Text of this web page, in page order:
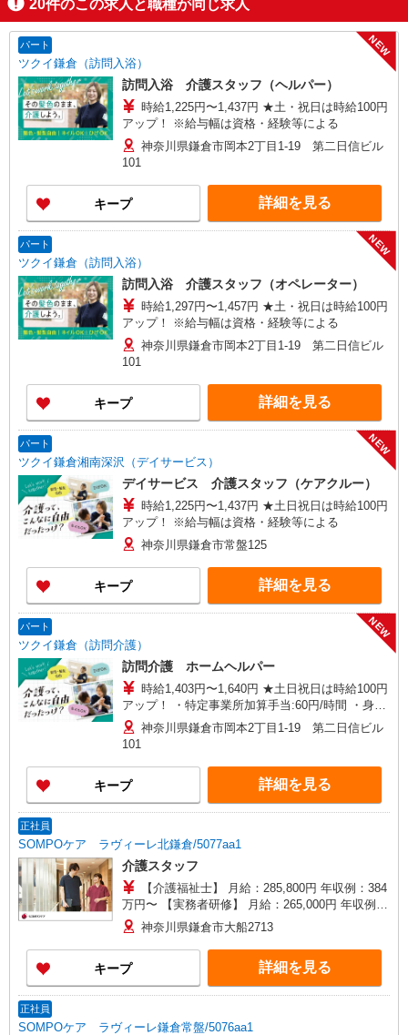
20件のこの求人と職種が同じ求人
パート
ツクイ鎌倉（訪問入浴）
NEW
訪問入浴 介護スタッフ（ヘルパー）
時給1,225円〜1,437円 ★土・祝日は時給100円
アップ！ ※給与幅は資格・経験等による
神奈川県鎌倉市岡本2丁目1-19 第二日信ビル
101
キープ 詳細を見る
パート
ツクイ鎌倉（訪問入浴）
NEW
訪問入浴 介護スタッフ（オペレーター）
時給1,297円〜1,457円 ★土・祝日は時給100円
アップ！ ※給与幅は資格・経験等による
神奈川県鎌倉市岡本2丁目1-19 第二日信ビル
101
キープ 詳細を見る
パート
ツクイ鎌倉湘南深沢（デイサービス）
NEW
デイサービス 介護スタッフ（ケアクルー）
時給1,225円〜1,437円 ★土日祝日は時給100円
アップ！ ※給与幅は資格・経験等による
神奈川県鎌倉市常盤125
キープ 詳細を見る
パート
ツクイ鎌倉（訪問介護）
NEW
訪問介護 ホームヘルパー
時給1,403円〜1,640円 ★土日祝日は時給100円
アップ！ ・特定事業所加算手当:60円/時間 ・身体
介護手当:500円/時間 ・早朝夜間深夜手当:300円/
時間 （18:00〜翌07:59の時間帯） ・ICT手
アの移動時間も賃金（時給）を支給 ※給与幅は資
格・経験等による
神奈川県鎌倉市岡本2丁目1-19 第二日信ビル
101
キープ 詳細を見る
正社員
SOMPOケア ラヴィーレ北鎌倉/5077aa1
介護スタッフ
【介護福祉士】 月給：285,800円 年収例：384
万円〜 【実務者研修】 月給：265,000円 年収例：
358万円〜 【初任者研修・無資格】 月給：
259,200円 年収例：350万円〜 ※職務手当、働き
がい向上手当、日祝手当（月平均2回分）、夜勤手
当（月平均5回分）等、毎月平均的に支払われる手
当を含みます。 ※介護福祉士のみ、特別職務手当
分〜） ◎賞与 基本給2.08ヶ月分/年支給
神奈川県鎌倉市大船2713
キープ 詳細を見る
正社員
SOMPOケア ラヴィーレ鎌倉常盤/5076aa1